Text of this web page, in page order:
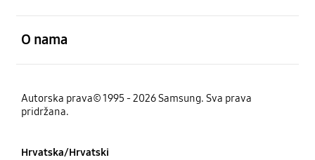
O nama
Autorska prava© 1995 - 2026 Samsung. Sva prava
pridržana.
Hrvatska/Hrvatski